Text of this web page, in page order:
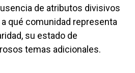
de atributos divisivos
qué comunidad representa
su estado de
temas adicionales.